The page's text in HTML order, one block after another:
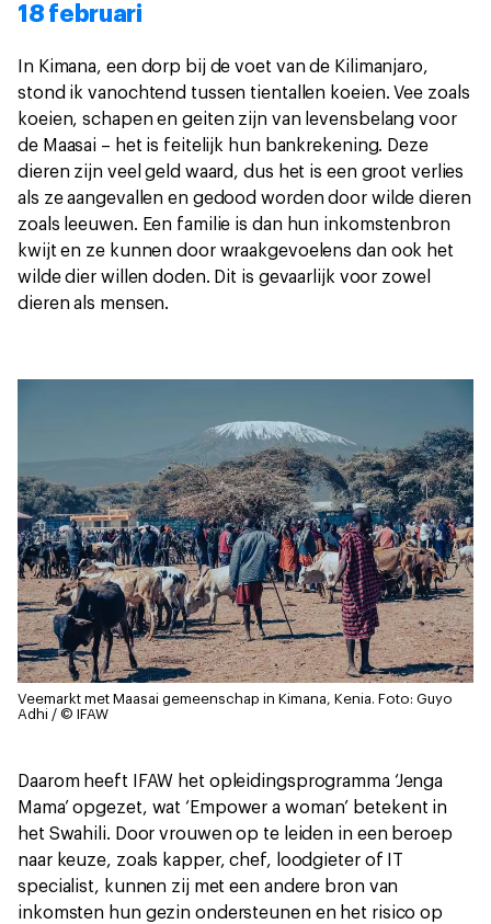
18 februari
In Kimana, een dorp bij de voet van de Kilimanjaro,
stond ik vanochtend tussen tientallen koeien. Vee zoals
koeien, schapen en geiten zijn van levensbelang voor
de Maasai – het is feitelijk hun bankrekening. Deze
dieren zijn veel geld waard, dus het is een groot verlies
als ze aangevallen en gedood worden door wilde dieren
zoals leeuwen. Een familie is dan hun inkomstenbron
kwijt en ze kunnen door wraakgevoelens dan ook het
wilde dier willen doden. Dit is gevaarlijk voor zowel
dieren als mensen.
Veemarkt met Maasai gemeenschap in Kimana, Kenia. Foto: Guyo
Adhi / © IFAW
Daarom heeft IFAW het opleidingsprogramma ‘Jenga
Mama’ opgezet, wat ‘Empower a woman’ betekent in
het Swahili. Door vrouwen op te leiden in een beroep
naar keuze, zoals kapper, chef, loodgieter of IT
specialist, kunnen zij met een andere bron van
inkomsten hun gezin ondersteunen en het risico op